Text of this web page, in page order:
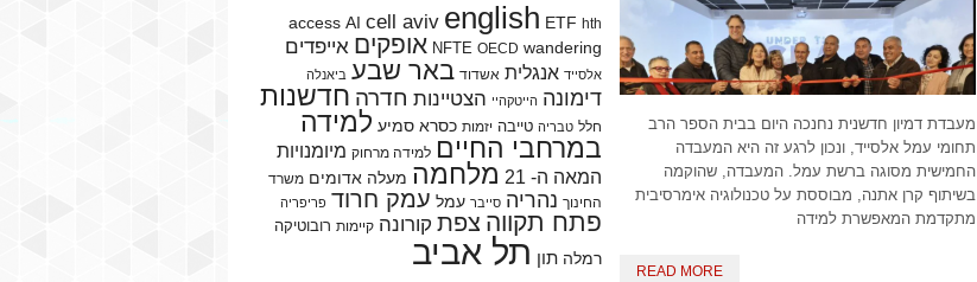
מעבדת דמיון חדשנית נחנכה היום בבית הספר הרב
תחומי עמל אלסייד, ונכון לרגע זה היא המעבדה
החמישית מסוגה ברשת עמל. המעבדה, שהוקמה
בשיתוף קרן אתנה, מבוססת על טכנולוגיה אימרסיבית
מתקדמת המאפשרת למידה
READ MORE
access AI cell aviv english ETF hth
NFTE OECD wandering אופקים אייפדים
אלסייד אנגלית אשדוד באר שבע ביאנלה
דימונה הייטקהיי הצטיינות חדרה חדשנות
חלל טבריה טייבה יזמות כסרא סמיע למידה
במרחבי החיים למידה מרחוק מיומנויות
המאה ה- 21
מלחמה מעלה אדומים משרד
החינוך נהריה סייבר עמל עמק חרוד פריפריה
פתח תקווה צפת קורונה קיימות רובוטיקה
רמלה תון תל אביב